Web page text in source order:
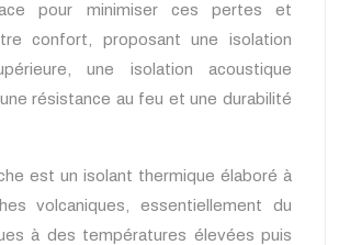
pour minimiser ces pertes et
confort, proposant une isolation
une isolation acoustique
résistance au feu et une durabilité
est un isolant thermique élaboré à
volcaniques, essentiellement du
à des températures élevées puis